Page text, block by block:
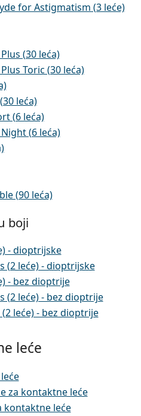
for Astigmatism (3 leće)
(30 leća)
Toric (30 leća)
leća)
(6 leća)
(6 leća)
(90 leća)
boji
- dioptrijske
(2 leće) - dioptrijske
- bez dioptrije
(2 leće) - bez dioptrije
(2 leće) - bez dioptrije
leće
za kontaktne leće
kontaktne leće